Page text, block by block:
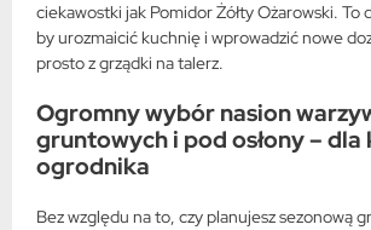
ciekawostki jak Pomidor Żółty Ożarowski. To
by urozmaicić kuchnię i wprowadzić nowe
prosto z grządki na talerz.
Ogromny wybór nasion
gruntowych i pod osłony – dla
ogrodnika
Bez względu na to, czy planujesz sezonową